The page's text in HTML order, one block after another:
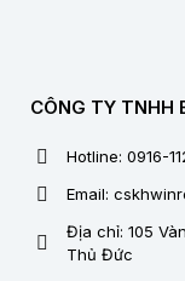
CÔNG TY TNHH
Hotline: 0916-
Email:
Địa chỉ: 105
Thủ Đức